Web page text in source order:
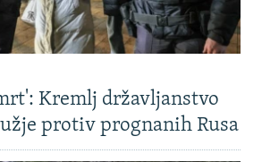
Kremlj državljanstvo
protiv prognanih Rusa